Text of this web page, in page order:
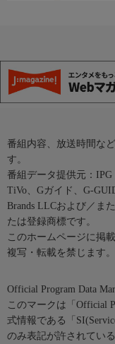
番組内容、放送時間な
す。
番組データ提供元：IPG
TiVo、Gガイド、G-
Brands LLCおよび／ま
たは登録商標です。
このホームページに掲
複写・転載を禁じます。
Official Program Data
このマークは「Official
式情報である「
のみ表記が許されてい